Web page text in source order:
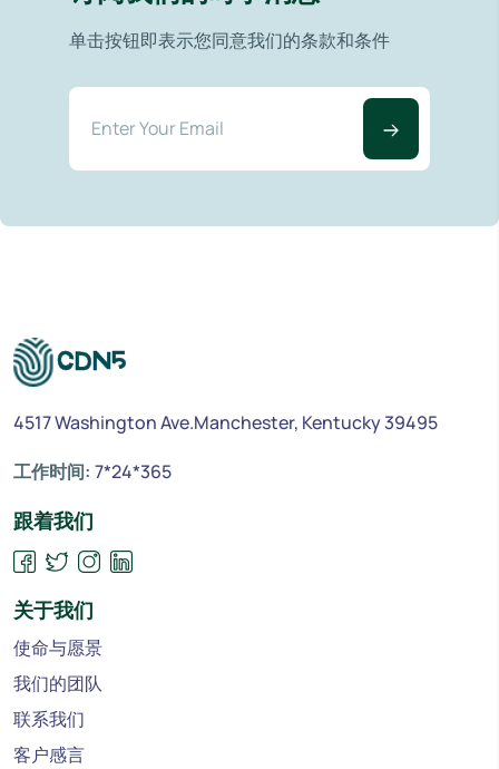
单击按钮即表示您同意我们的条款和条件
4517 Washington Ave.Manchester, Kentucky 39495
工作时间: 7*24*365
跟着我们
关于我们
使命与愿景
我们的团队
联系我们
客户感言